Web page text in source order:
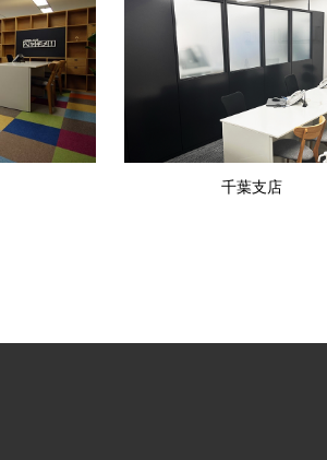
千葉支店